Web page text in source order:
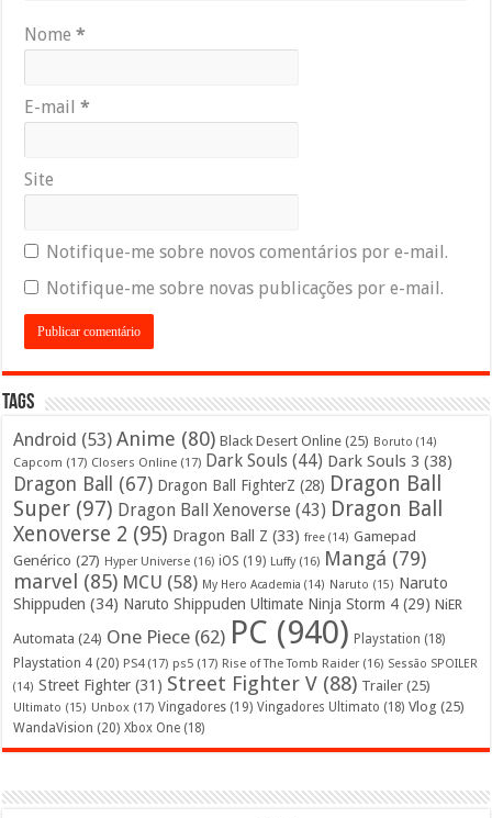
Nome*
E-mail*
Site
Notifique-me sobre novos comentários por e-mail.
Notifique-me sobre novas publicações por e-mail.
Tags
Android (53) Anime (80) Black Desert Online (25) Boruto (14)
Capcom (17) Closers Online (17) Dark Souls (44) Dark Souls 3 (38)
Dragon Ball (67) Dragon Ball FighterZ (28) Dragon Ball
Super (97) Dragon Ball Xenoverse (43) Dragon Ball
Xenoverse 2 (95) Dragon Ball Z (33) free (14) Gamepad
Genérico (27) Hyper Universe (16) iOS (19) Luffy(16) Mangá (79)
marvel (85) MCU (58) My Hero Academia (14) Naruto (15) Naruto
Shippuden (34) Naruto Shippuden Ultimate Ninja Storm 4 (29) NiER
Automata (24) One Piece (62) PC (940) Playstation (18)
Playstation 4 (20) PS4(17) ps5 (17) Rise of The Tomb Raider (16) Sessão SPOILER
(14) Street Fighter (31) Street Fighter V (88) Trailer (25)
Ultimato (15) Unbox (17) Vingadores (19) Vingadores Ultimato (18) Vlog (25)
WandaVision (20) Xbox One (18)